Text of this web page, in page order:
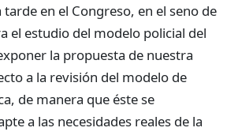
en el Congreso, en el seno de
el estudio del modelo policial del
la propuesta de nuestra
a la revisión del modelo de
de manera que éste se
a las necesidades reales de la